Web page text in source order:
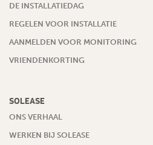
DE INSTALLATIEDAG
REGELEN VOOR INSTALLATIE
AANMELDEN VOOR MONITORING
VRIENDENKORTING
SOLEASE
ONS VERHAAL
WERKEN BIJ SOLEASE